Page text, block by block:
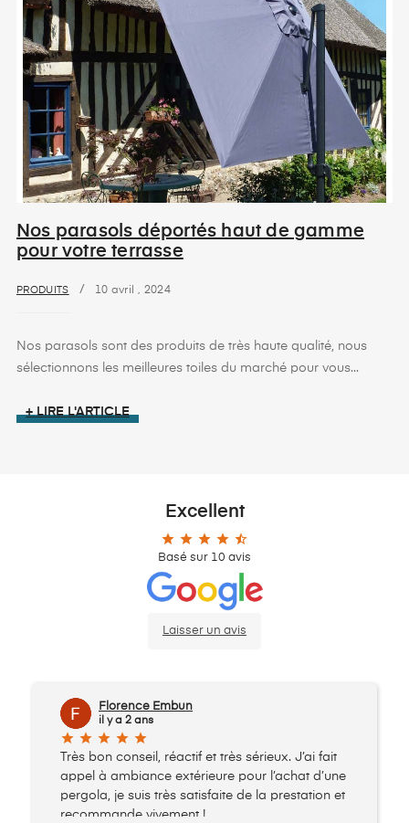
Nos parasols déportés haut de gamme
pour votre terrasse
PRODUITS 10 avril , 2024
Nos parasols sont des produits de très haute qualité, nous
sélectionnons les meilleures toiles du marché pour vous...
+ LIRE L'ARTICLE
Excellent
star star star star star_half
Basé sur 10 avis
Laisser un avis
Florence Embun
il y a 2 ans
star star star star star
Très bon conseil, réactif et très sérieux. J’ai fait
appel à ambiance extérieure pour l’achat d’une
pergola, je suis très satisfaite de la prestation et
recommande vivement !